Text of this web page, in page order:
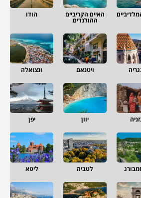
האיים הקריביים
ההולנדים
הודו
ויטנאם ונצואלה
יוון יפן
לטביה ליטא